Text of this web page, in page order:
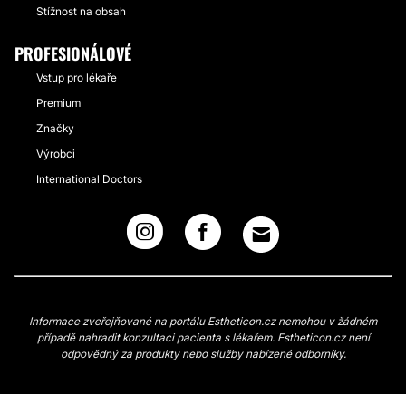
Stížnost na obsah
PROFESIONÁLOVÉ
Vstup pro lékaře
Premium
Značky
Výrobci
International Doctors
Informace zveřejňované na portálu Estheticon.cz nemohou v žádném
případě nahradit konzultaci pacienta s lékařem. Estheticon.cz není
odpovědný za produkty nebo služby nabízené odborníky.